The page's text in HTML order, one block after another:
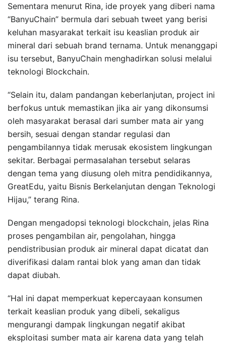
Sementara menurut Rina, ide proyek yang diberi nama
“BanyuChain” bermula dari sebuah tweet yang berisi
keluhan masyarakat terkait isu keaslian produk air
mineral dari sebuah brand ternama. Untuk menanggapi
isu tersebut, BanyuChain menghadirkan solusi melalui
teknologi Blockchain.
“Selain itu, dalam pandangan keberlanjutan, project ini
berfokus untuk memastikan jika air yang dikonsumsi
oleh masyarakat berasal dari sumber mata air yang
bersih, sesuai dengan standar regulasi dan
pengambilannya tidak merusak ekosistem lingkungan
sekitar. Berbagai permasalahan tersebut selaras
dengan tema yang diusung oleh mitra pendidikannya,
GreatEdu, yaitu Bisnis Berkelanjutan dengan Teknologi
Hijau,” terang Rina.
Dengan mengadopsi teknologi blockchain, jelas Rina
proses pengambilan air, pengolahan, hingga
pendistribusian produk air mineral dapat dicatat dan
diverifikasi dalam rantai blok yang aman dan tidak
dapat diubah.
“Hal ini dapat memperkuat kepercayaan konsumen
terkait keaslian produk yang dibeli, sekaligus
mengurangi dampak lingkungan negatif akibat
eksploitasi sumber mata air karena data yang telah